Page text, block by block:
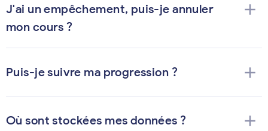
J'ai un empêchement, puis-je annuler
mon cours ?
add
Puis-je suivre ma progression ? add
Où sont stockées mes données ? add